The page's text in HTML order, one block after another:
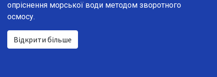
опріснення морської води методом зворотного
осмосу.
Відкрити більше